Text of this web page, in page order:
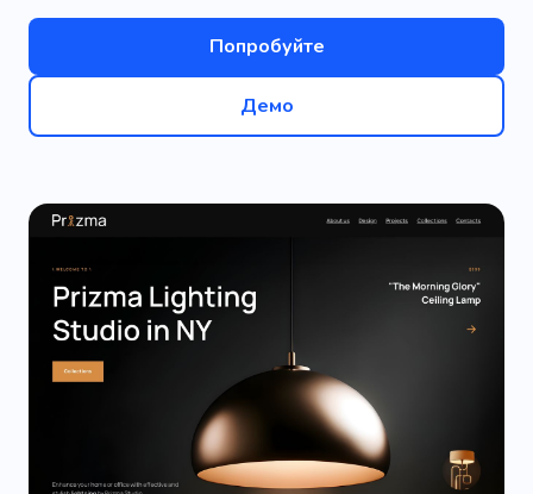
Попробуйте
Демо